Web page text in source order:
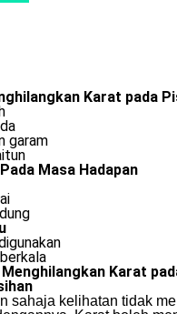
Karat pada
garam
Masa Hadapan
Karat
sahaja kelihatan tidak